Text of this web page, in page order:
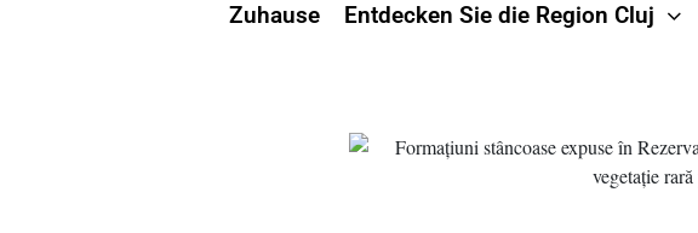
Zuhause Entdecken Sie die Region Cluj